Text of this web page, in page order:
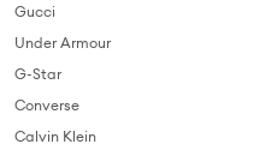
Gucci
Under Armour
G-Star
Converse
Calvin Klein